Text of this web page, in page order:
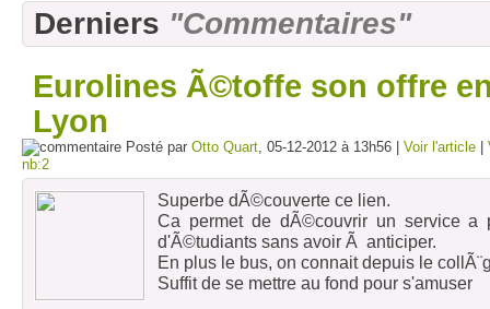
Derniers "Commentaires"
Eurolines Ã©toffe son offre
Lyon
Posté par Otto Quart, 05-12-2012 à 13h56 | Voir l'article
nb:2
Superbe dÃ©couverte ce lien.
Ca permet de dÃ©couvrir un service a
d'Ã©tudiants sans avoir Ã anticiper.
En plus le bus, on connait depuis le
Suffit de se mettre au fond pour s'amuser